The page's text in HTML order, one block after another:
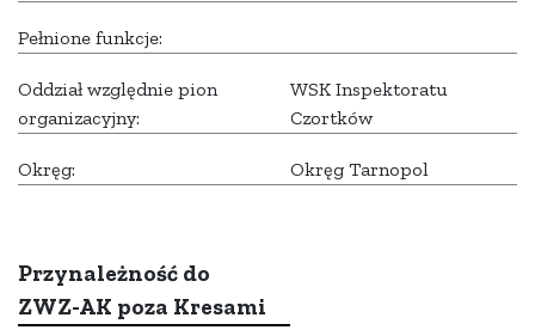
Pełnione funkcje:
Oddział względnie pion
organizacyjny:
WSK Inspektoratu
Czortków
Okręg: Okręg Tarnopol
Przynależność do
ZWZ-AK poza Kresami